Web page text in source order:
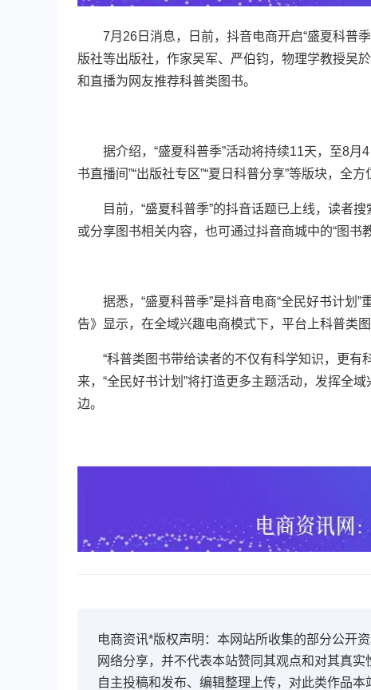
7月26日消息，日前，抖音电商开启“盛夏科普季
版社等出版社，作家吴军、严伯钧，物理学教授吴
和直播为网友推荐科普类图书。
据介绍，“盛夏科普季”活动将持续11天，至8月4
书直播间”“出版社专区”“夏日科普分享”等版块，全
目前，“盛夏科普季”的抖音话题已上线，读者搜
或分享图书相关内容，也可通过抖音商城中的“图书
据悉，“盛夏科普季”是抖音电商“全民好书计划”
告》显示，在全域兴趣电商模式下，平台上科普类
“科普类图书带给读者的不仅有科学知识，更有
来，“全民好书计划”将打造更多主题活动，发挥全
边。
电商资讯*版权声明：本网站所收集的部分公开
网络分享，并不代表本站赞同其观点和对其真
自主投稿和发布、编辑整理上传，对此类作品